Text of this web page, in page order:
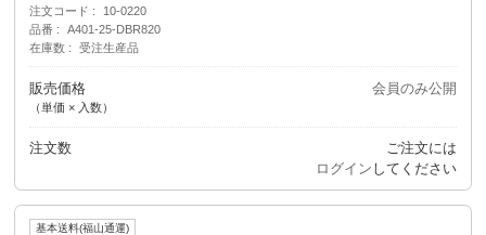
注文コード
10-0220
品番
A401-25-DBR820
在庫数
受注生産品
販売価格
（単価 × 入数）
会員のみ公開
注文数
ご注文には
ログイン してください
基本送料(福山通運)